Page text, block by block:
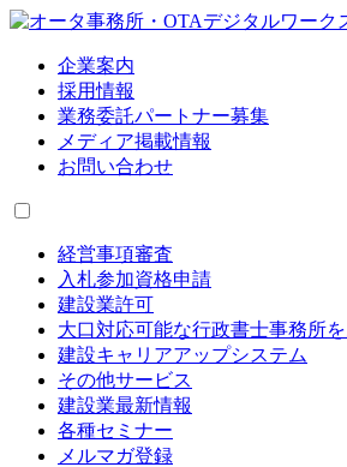
企業案内
採用情報
業務委託パートナー募集
メディア掲載情報
お問い合わせ
経営事項審査
入札参加資格申請
建設業許可
大口対応可能な行政書士事務所
建設キャリアアップシステム
その他サービス
建設業最新情報
各種セミナー
メルマガ登録